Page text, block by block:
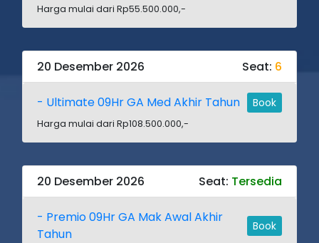
Harga mulai dari Rp55.500.000,-
20 Desember 2026 Seat: 6
- Ultimate 09Hr GA Med Akhir Tahun Book
Harga mulai dari Rp108.500.000,-
20 Desember 2026 Seat: Tersedia
- Premio 09Hr GA Mak Awal Akhir
Tahun
Book